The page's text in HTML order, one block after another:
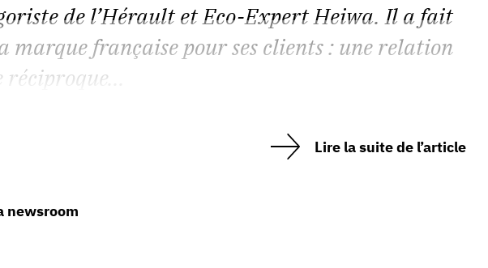
de l’Hérault et Eco-Expert Heiwa. Il a fait
marque française pour ses clients : une relation
Lire la suite de l’article
newsroom